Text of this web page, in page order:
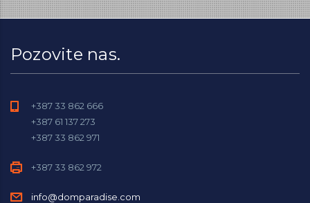
Pozovite nas.
+387 33 862 666
+387 61 137 273
+387 33 862 971
+387 33 862 972
info@domparadise.com